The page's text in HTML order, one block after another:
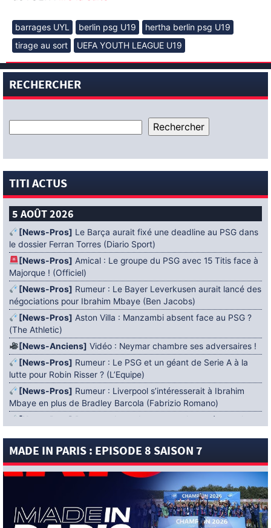
barrages UYL berlin psg U19
hertha berlin psg U19
tirage au sort
UEFA YOUTH LEAGUE U19
RECHERCHER
TITI ACTUS
5 AOÛT 2026
[News-Pros] Le Barça aurait fixé une deadline au PSG dans
le dossier Ferran Torres (Diario Sport)
[News-Pros] Amical : Le groupe du PSG avec 15 Titis face à
Majorque ! (Officiel)
[News-Pros] Rumeur : Le Bayer Leverkusen aurait lancé des
négociations pour Ibrahim Mbaye (Ben Jacobs)
[News-Pros] Aston Villa : Manzambi absent face au PSG ?
(The Athletic)
[News-Anciens] Vidéo : Neymar chambre ses adversaires !
[News-Pros] Rumeur : Le PSG et un géant de Serie A à la
lutte pour Robin Risser ? (L’Equipe)
[News-Pros] Rumeur : Liverpool s’intéresserait à Ibrahim
Mbaye en plus de Bradley Barcola (Fabrizio Romano)
[News-Pros]
Rumeur : Accord contractuel trouvé entre le
[News-Pros]Rumeur : Le PSG aurait lancé un ultimatum
4 AOÛT 2026
Mercato : Khalil Ayari prêté à Dunkerque
(Officiel)
[News-Anciens]Leverkusen : un retour de Diaby envisagé
MADE IN PARIS : EPISODE 8 SAISON 7